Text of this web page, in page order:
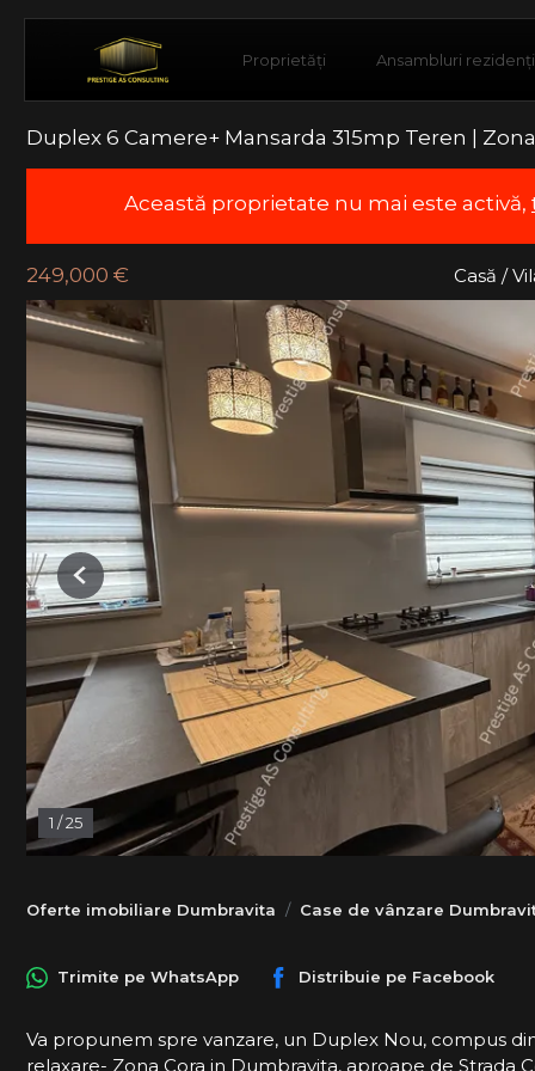
Proprietăți Ansambluri
Duplex 6 Camere+ Mansarda 315mp Teren |
Această proprietate nu mai este activă,
249,000 € Casă /
1 /25
Previous
Oferte imobiliare Dumbravita Case de vânzare
Trimite pe WhatsApp Distribuie pe Facebook
Va propunem spre vanzare, un Duplex Nou, compus
relaxare- Zona Cora in Dumbravita, aproape de Strada